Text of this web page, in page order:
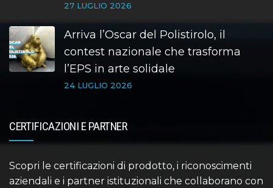
27 LUGLIO 2026
Arriva l’Oscar del Polistirolo, il
contest nazionale che trasforma
l’EPS in arte solidale
24 LUGLIO 2026
CERTIFICAZIONI E PARTNER
Scopri le certificazioni di prodotto, i riconoscimenti
aziendali e i partner istituzionali che collaborano con